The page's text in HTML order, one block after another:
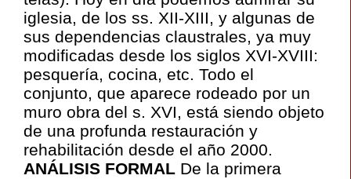
iglesia, de los ss. XII-XIII, y algunas de
sus dependencias claustrales, ya muy
modificadas desde los siglos XVI-XVIII:
pesquería, cocina, etc. Todo el
conjunto, que aparece rodeado por un
muro obra del s. XVI, está siendo objeto
de una profunda restauración y
rehabilitación desde el año 2000.
ANÁLISIS FORMAL De la primera